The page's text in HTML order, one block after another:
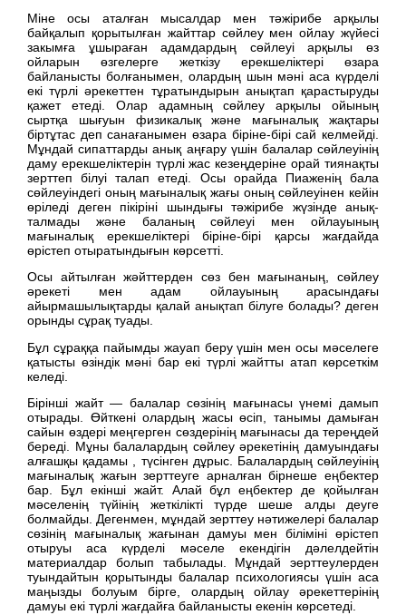
Міне осы аталған мысалдар мен тәжірибе арқылы
байқалып қорытылған жайттар сөйлеу мен ойлау жүйесі
закымға ұшыраған адамдардың сөйлеуі арқылы өз
ойларын өзгелерге жеткізу ерекшеліктері өзара
байланысты болғанымен, олардың шын мәні аса күрделі
екі түрлі әрекеттен тұратындырын анықтап қарастыруды
қажет етеді. Олар адамның сөйлеу арқылы ойының
сыртқа шығуын физикалық және мағыналық жақтары
біртұтас деп санағанымен өзара біріне-бірі сай келмейді.
Мұндай сипаттарды анық аңғару үшін балалар сөйлеуінің
даму ерекшеліктерін түрлі жас кезеңдеріне орай тиянақты
зерттеп білуі талап етеді. Осы орайда Пиаженің бала
сөйлеуіндегі оның мағыналық жағы оның сөйлеуінен кейін
өріледі деген пікіріні шындығы тәжірибе жүзінде анық-
талмады және баланың сөйлеуі мен ойлауының
мағыналық ерекшеліктері біріне-бірі қарсы жағдайда
өрістеп отыратындығын көрсетті.
Осы айтылған жәйттерден сөз бен мағынаның, сөйлеу
әрекеті мен адам ойлауының арасындағы
айырмашылықтарды қалай анықтап білуге болады? деген
орынды сұрақ туады.
Бұл сұраққа пайымды жауап беру үшін мен осы мәселеге
қатысты өзіндік мәні бар екі түрлі жайтты атап көрсеткім
келеді.
Бірінші жайт — балалар сөзінің мағынасы үнемі дамып
отырады. Өйткені олардың жасы өсіп, танымы дамыған
сайын өздері меңгерген сөздерінің мағынасы да тереңдей
береді. Мұны балалардың сөйлеу әрекетінің дамуындағы
алғашқы қадамы , түсінген дұрыс. Балалардың сөйлеуінің
мағыналық жағын зерттеуге арналған бірнеше еңбектер
бар. Бұл екінші жайт. Алай бұл еңбектер де қойылған
мәселенің түйінің жеткілікті түрде шеше алды деуге
болмайды. Дегенмен, мұндай зерттеу нәтижелері балалар
сөзінің мағыналық жағынан дамуы мен біліміні өрістеп
отыруы аса күрделі мәселе екендігін дәлелдейтін
материалдар болып табылады. Мұндай эерттеулерден
туындайтын қорытынды балалар психологиясы үшін аса
маңызды болуым бірге, олардың ойлау әрекеттерінің
дамуы екі түрлі жағдайға байланысты екенін көрсетеді.